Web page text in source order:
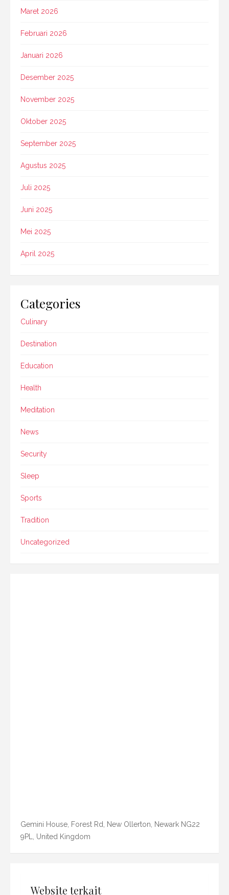
Maret 2026
Februari 2026
Januari 2026
Desember 2025
November 2025
Oktober 2025
September 2025
Agustus 2025
Juli 2025
Juni 2025
Mei 2025
April 2025
Categories
Culinary
Destination
Education
Health
Meditation
News
Security
Sleep
Sports
Tradition
Uncategorized
Gemini House, Forest Rd, New Ollerton, Newark NG22
9PL, United Kingdom
Website terkait